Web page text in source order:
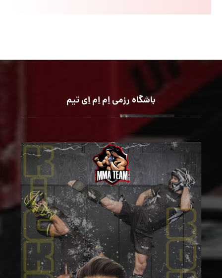
باشگاه رزمی اِم اِم اِی تیم